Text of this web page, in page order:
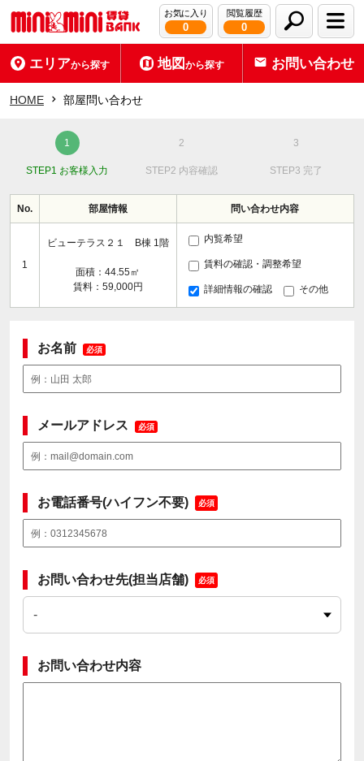
お気に入り
0
閲覧履歴
0
エリアから探す 地図から探す お問い合わせ
HOME 部屋問い合わせ
STEP1 お客様入力 STEP2 内容確認 STEP3 完了
No. 部屋情報 問い合わせ内容
1
ビューテラス２１ B棟 1階
面積：44.55㎡
賃料：59,000円
内覧希望
賃料の確認・調整希望
詳細情報の確認 その他
お名前 必須
メールアドレス 必須
お電話番号(ハイフン不要) 必須
お問い合わせ先(担当店舗) 必須
お問い合わせ内容